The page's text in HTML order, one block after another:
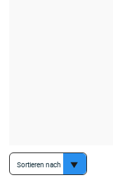
Sortieren nach